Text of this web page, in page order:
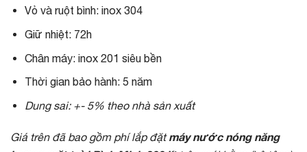
Vỏ và ruột bình: inox 304
Giữ nhiệt: 72h
Chân máy: inox 201 siêu bền
Thời gian bảo hành: 5 năm
Dung sai: +- 5% theo nhà sản xuất
Giá trên đã bao gồm phí lắp đặtmáy nước nóng năng